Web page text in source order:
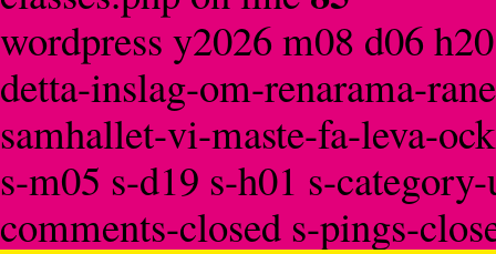
wordpress y2026 m08 d06
detta-inslag-om-renarama-
samhallet-vi-maste-fa-leva-
s-m05 s-d19 s-h01 s-
comments-closed s-pings-